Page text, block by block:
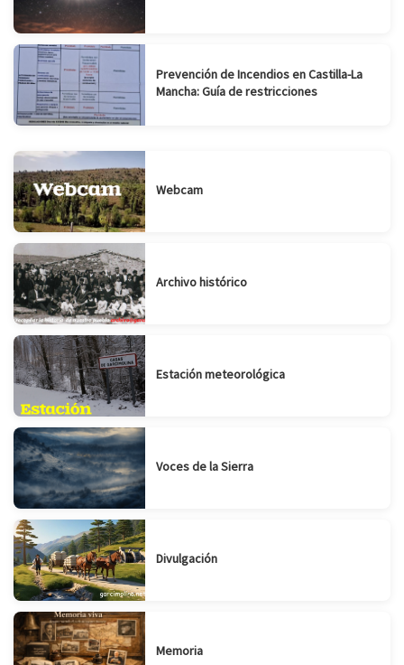
Prevención de Incendios en Castilla-La
Mancha: Guía de restricciones
Webcam
Archivo histórico
Estación meteorológica
Voces de la Sierra
Divulgación
Memoria